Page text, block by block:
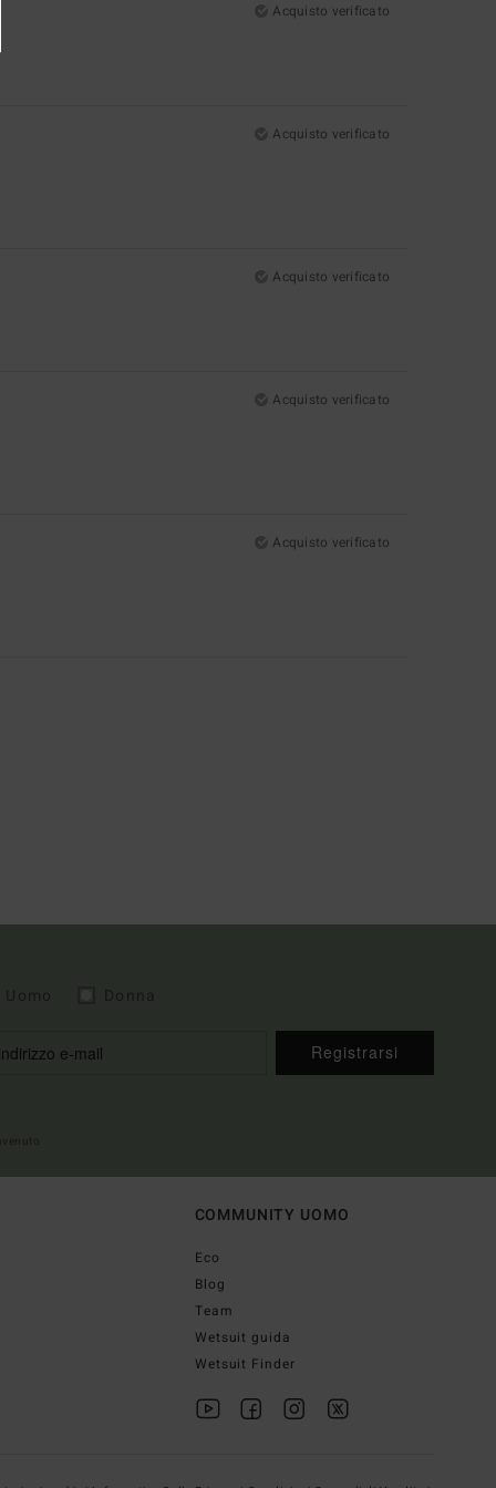
Acquisto verificato
Acquisto verificato
Acquisto verificato
Acquisto verificato
Acquisto verificato
Registrarsi
COMMUNITY UOMO
Eco
Blog
Team
Wetsuit guida
Wetsuit Finder